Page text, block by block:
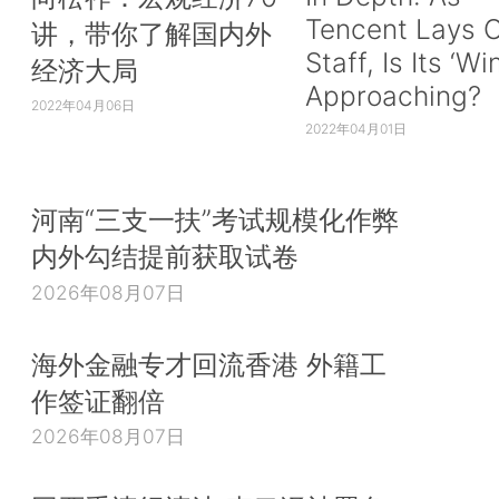
讲，带你了解国内外
经济大局
2022年04月06日
Tencent Lays
Staff, Is Its
Approaching?
2022年04月01日
河南“三支一扶”考试规模化作弊
内外勾结提前获取试卷
2026年08月07日
海外金融专才回流香港 外籍工
作签证翻倍
2026年08月07日